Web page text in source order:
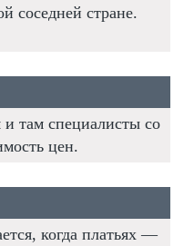
соседней стране.
там специалисты со
цен.
когда платьях —